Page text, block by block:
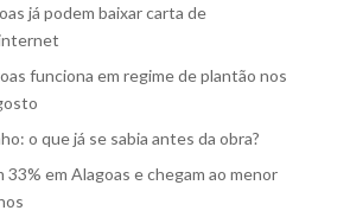
já podem baixar carta de
funciona em regime de plantão nos
o que já se sabia antes da obra?
33% em Alagoas e chegam ao menor